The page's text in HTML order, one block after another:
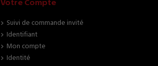
Votre Compte
Suivi de commande invité
Identifiant
Mon compte
Identité